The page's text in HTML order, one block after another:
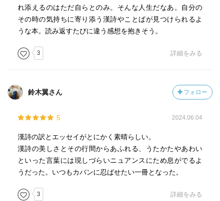
れ添えるのはただ自らとのみ。そんな人生だなあ。自分の
その時の気持ちに寄り添う漢詩やことばが見つけられるよ
うな本。読み返すたびに違う感想を抱きそう。
3 詳細をみる
鈴木翼さん フォロー
5 2024.06.04
漢詩の訳とエッセイがとにかく素晴らしい。
漢詩の美しさとその行間からあふれる、うたかたやあわい
といった言葉には現しづらいニュアンスにため息がでるよ
うだった。いつもカバンに忍ばせたい一冊となった。
3 詳細をみる